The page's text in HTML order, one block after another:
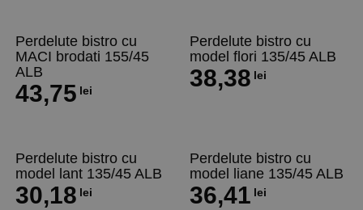
Perdelute bistro cu
MACI brodati 155/45
ALB
43,75 lei
Perdelute bistro cu
model flori 135/45 ALB
38,38 lei
Perdelute bistro cu
model lant 135/45 ALB
30,18 lei
Perdelute bistro cu
model liane 135/45 ALB
36,41 lei